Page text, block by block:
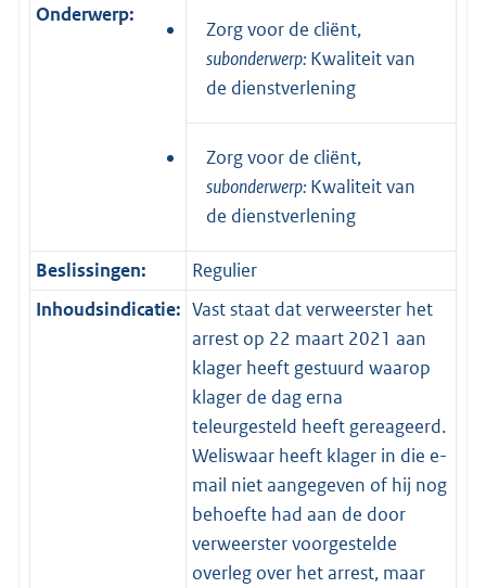
Onderwerp:
Zorg voor de cliënt,
subonderwerp: Kwaliteit van
de dienstverlening
Zorg voor de cliënt,
subonderwerp: Kwaliteit van
de dienstverlening
Beslissingen:
Regulier
Inhoudsindicatie: Vast staat dat verweerster het
arrest op 22 maart 2021 aan
klager heeft gestuurd waarop
klager de dag erna
teleurgesteld heeft gereageerd.
Weliswaar heeft klager in die e-
mail niet aangegeven of hij nog
behoefte had aan de door
verweerster voorgestelde
overleg over het arrest, maar